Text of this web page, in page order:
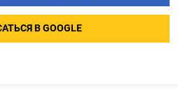
В GOOGLE